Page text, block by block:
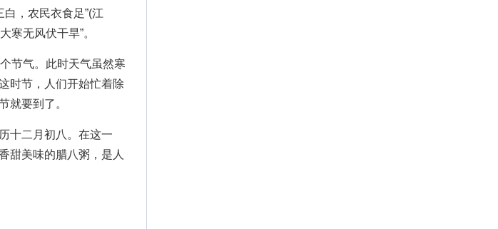
白，农民衣食足”(江
寒无风伏干旱”。
节气。此时天气虽然寒
时节，人们开始忙着除
就要到了。
十二月初八。在这一
甜美味的腊八粥，是人